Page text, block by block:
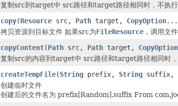
复制src到target中 src路径和target路径相同时，不执行
copy(Resource src, Path target, CopyOption...
拷贝资源到目标文件 如果src为FileResource ，调用文
copyContent(Path src, Path target, CopyOption
复制src的内容到target中 src路径和target路径相同时，
createTempFile(String prefix, String suffix,
创建临时文件
创建后的文件名为 prefix[Random].suffix From